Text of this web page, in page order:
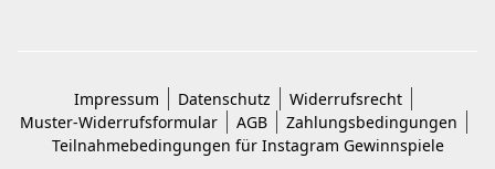
Impressum Datenschutz
Widerrufsrecht
Muster-Widerrufsformular
AGB
Zahlungsbedingungen
Teilnahmebedingungen für Instagram Gewinnspiele